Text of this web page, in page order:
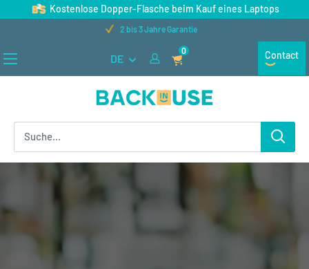
Kostenlose Dopper-Flasche beim Kauf eines Laptops
2 bis 3 Jahre Garantie
Back
in
DE
0 Contact